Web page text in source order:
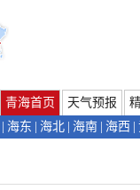
青海首页 天气预报
海东 海北 海南 海西